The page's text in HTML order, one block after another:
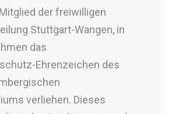
der freiwilligen
Stuttgart-Wangen, in
das
Ehrenzeichen des
verliehen. Dieses